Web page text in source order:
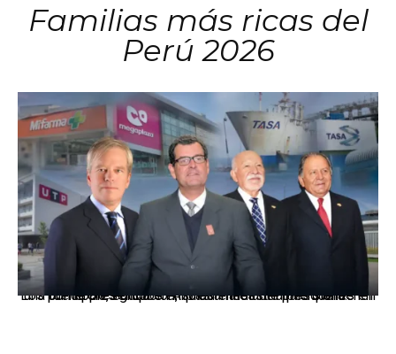
Familias más ricas del
Perú 2026
Los principales grupos empresariales del país mantienen una fuerte presencia en Áncash mediante inversiones en comercio, educación, salud e industria pesquera.